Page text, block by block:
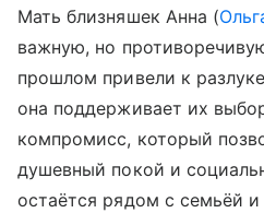
Мать близняшек Анна (
важную, но
прошлом привели к
она поддерживает их
компромисс, который
душевный покой и
остаётся рядом с семьёй